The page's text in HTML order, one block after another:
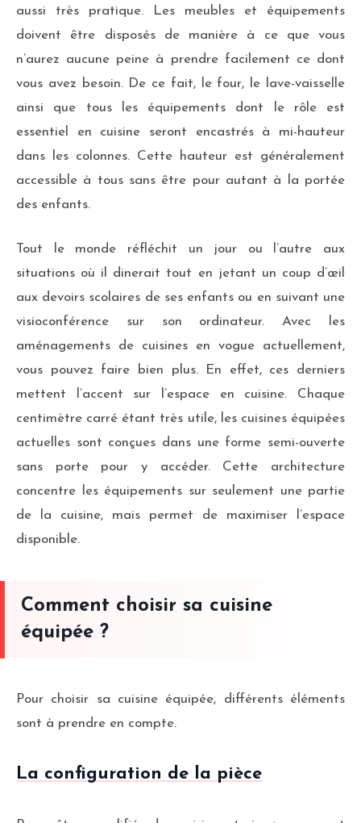
aussi très pratique. Les meubles et équipements
doivent être disposés de manière à ce que vous
n’aurez aucune peine à prendre facilement ce dont
vous avez besoin. De ce fait, le four, le lave-vaisselle
ainsi que tous les équipements dont le rôle est
essentiel en cuisine seront encastrés à mi-hauteur
dans les colonnes. Cette hauteur est généralement
accessible à tous sans être pour autant à la portée
des enfants.
Tout le monde réfléchit un jour ou l’autre aux
situations où il dinerait tout en jetant un coup d’œil
aux devoirs scolaires de ses enfants ou en suivant une
visioconférence sur son ordinateur. Avec les
aménagements de cuisines en vogue actuellement,
vous pouvez faire bien plus. En effet, ces derniers
mettent l’accent sur l’espace en cuisine. Chaque
centimètre carré étant très utile, les cuisines équipées
actuelles sont conçues dans une forme semi-ouverte
sans porte pour y accéder. Cette architecture
concentre les équipements sur seulement une partie
de la cuisine, mais permet de maximiser l’espace
disponible.
Comment choisir sa cuisine
équipée ?
Pour choisir sa cuisine équipée, différents éléments
sont à prendre en compte.
La configuration de la pièce